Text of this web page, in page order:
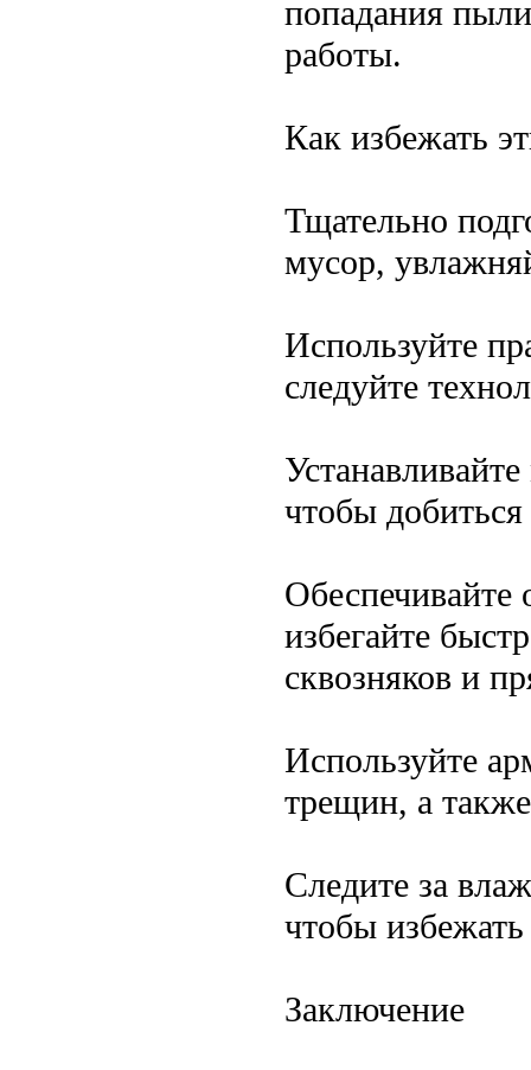
попадания
работы.
Как избежать
Тщательно
мусор,
Используйте
следуйте
чтобы
избегайте
сквозняков и
Используйте
трещин, а
Следите за
чтобы
Заключение